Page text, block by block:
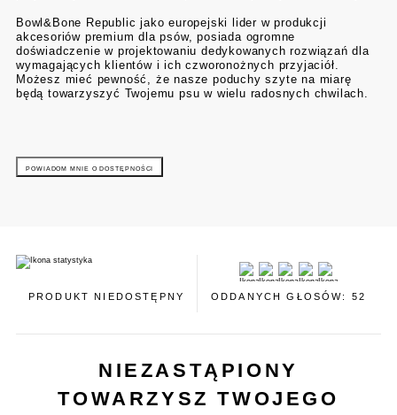
Bowl&Bone Republic jako europejski lider w produkcji
akcesoriów premium dla psów, posiada ogromne
doświadczenie w projektowaniu dedykowanych rozwiązań dla
wymagających klientów i ich czworonożnych przyjaciół.
Możesz mieć pewność, że nasze poduchy szyte na miarę
będą towarzyszyć Twojemu psu w wielu radosnych chwilach.
PRODUKT NIEDOSTĘPNY ODDANYCH GŁOSÓW: 52
NIEZASTĄPIONY
TOWARZYSZ TWOJEGO